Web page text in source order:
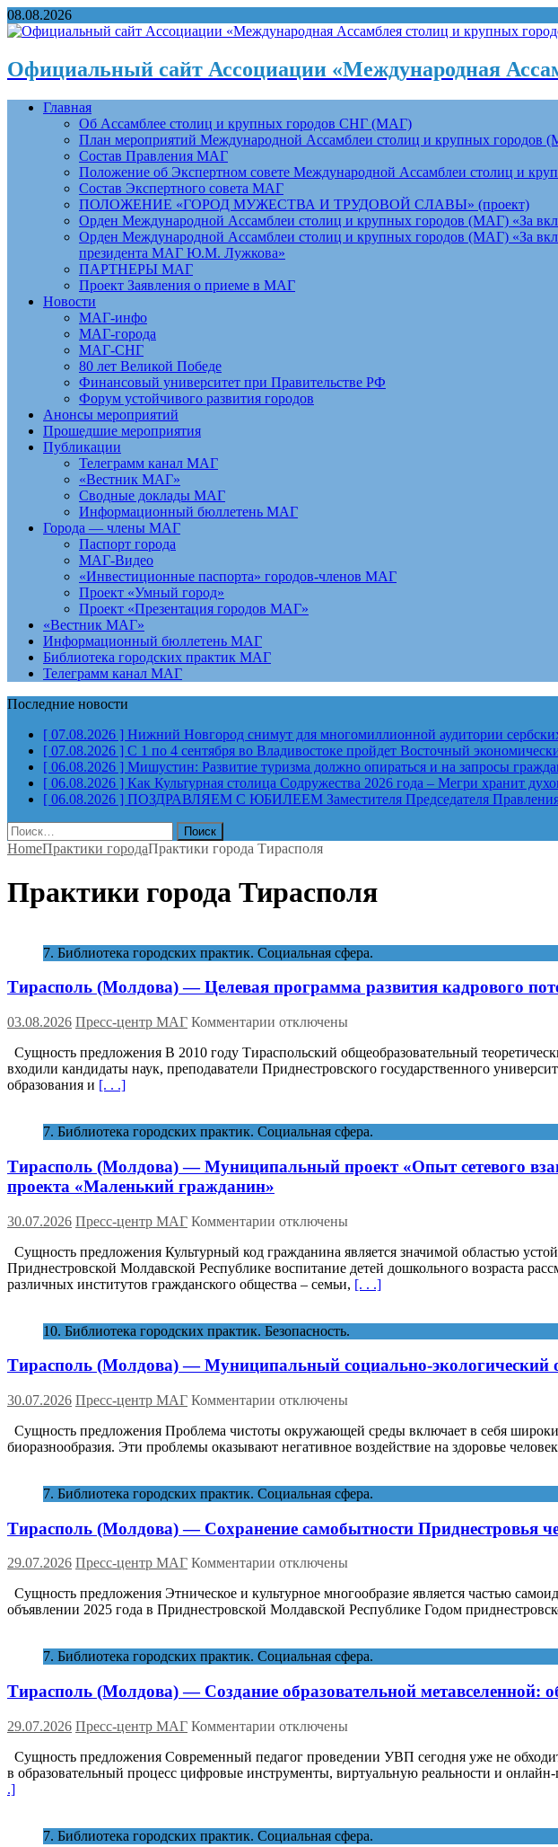
08.08.2026
Официальный сайт Ассоциации «Международная
Главная
Об Ассамблее столиц и крупных городов СНГ (МАГ)
План мероприятий Международной Ассамблеи столиц и крупных городов
Состав Правления МАГ
Положение об Экспертном совете Международной Ассамблеи столиц и
Состав Экспертного совета МАГ
ПОЛОЖЕНИЕ «ГОРОД МУЖЕСТВА И ТРУДОВОЙ СЛАВЫ» (проект)
Орден Международной Ассамблеи столиц и крупных городов (МАГ) «За
Орден Международной Ассамблеи столиц и крупных городов (МАГ) «За
президента МАГ Ю.М. Лужкова»
ПАРТНЕРЫ МАГ
Проект Заявления о приеме в МАГ
Новости
МАГ-инфо
МАГ-города
МАГ-СНГ
80 лет Великой Победе
Финансовый университет при Правительстве РФ
Форум устойчивого развития городов
Анонсы мероприятий
Прошедшие мероприятия
Публикации
Телеграмм канал МАГ
«Вестник МАГ»
Сводные доклады МАГ
Информационный бюллетень МАГ
Города — члены МАГ
Паспорт города
МАГ-Видео
«Инвестиционные паспорта» городов-членов МАГ
Проект «Умный город»
Проект «Презентация городов МАГ»
«Вестник МАГ»
Информационный бюллетень МАГ
Библиотека городских практик МАГ
Телеграмм канал МАГ
Последние новости
[ 07.08.2026 ] Нижний Новгород снимут для многомиллионной аудитории сербских
[ 07.08.2026 ] С 1 по 4 сентября во Владивостоке пройдет Восточный
[ 06.08.2026 ] Мишустин: Развитие туризма должно опираться и на запросы
[ 06.08.2026 ] Как Культурная столица Содружества 2026 года – Мегри хранит
[ 06.08.2026 ] ПОЗДРАВЛЯЕМ С ЮБИЛЕЕМ Заместителя Председателя
Найти:
HomeПрактики городаПрактики города Тирасполя
Практики города Тирасполя
7. Библиотека городских практик. Социальная сфера.
Тирасполь (Молдова) — Целевая программа развития кадрового
03.08.2026 Пресс-центр МАГ Комментарии к
Тирасполь
(Молдова)
развития
потенциала
отключены
Сущность предложения В 2010 году Тираспольский общеобразовательный
входили кандидаты наук, преподаватели Приднестровского государственного
образования и [. . .]
7. Библиотека городских практик. Социальная сфера.
Тирасполь (Молдова) — Муниципальный проект «Опыт сетевого
проекта «Маленький гражданин»
30.07.2026 Пресс-центр МАГ Комментарии к
Тирасполь
(Молдова)
—
«Опыт
взаимодействия
формировании
кода
дошкольника
проекта
гражданин»
отключены
Сущность предложения Культурный код гражданина является значимой областью
Приднестровской Молдавской Республике воспитание детей дошкольного возраста
различных институтов гражданского общества – семьи, [. . .]
10. Библиотека городских практик. Безопасность.
Тирасполь (Молдова) — Муниципальный социально-экологический
30.07.2026 Пресс-центр МАГ Комментарии к
Тирасполь
(Молдова)
социально-
образовательный
«Город
мечты
–
зеленый»
отключены
Сущность предложения Проблема чистоты окружающей среды включает в себя
биоразнообразия. Эти проблемы оказывают негативное воздействие на здоровье
7. Библиотека городских практик. Социальная сфера.
Тирасполь (Молдова) — Сохранение самобытности Приднестровья
29.07.2026 Пресс-центр МАГ Комментарии к
Тирасполь
(Молдова)
самобытности
через
культур
отключены
Сущность предложения Этническое и культурное многообразие является частью
объявлении 2025 года в Приднестровской Молдавской Республике Годом
7. Библиотека городских практик. Социальная сфера.
Тирасполь (Молдова) — Создание образовательной метавселенной:
29.07.2026 Пресс-центр МАГ Комментарии к
Тирасполь
(Молдова)
метавселенной:
отключены
Сущность предложения Современный педагог проведении УВП сегодня уже не
в образовательный процесс цифровые инструменты, виртуальную реальности и
.]
7. Библиотека городских практик. Социальная сфера.